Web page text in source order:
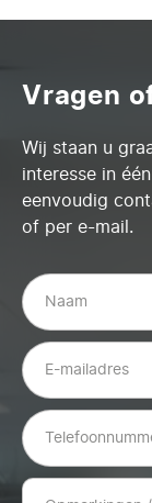
Vragen
Wij staan u
interesse in
eenvoudig
of per e-mail.